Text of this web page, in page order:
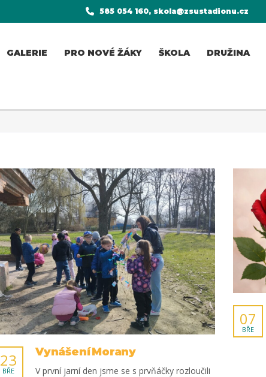
585 054 160, skola@zsustadionu.cz
GALERIE PRO NOVÉ ŽÁKY ŠKOLA DRUŽINA
Vynášení Morany
23
BŘE
V první jarní den jsme se s prvňáčky rozloučili
07
BŘE